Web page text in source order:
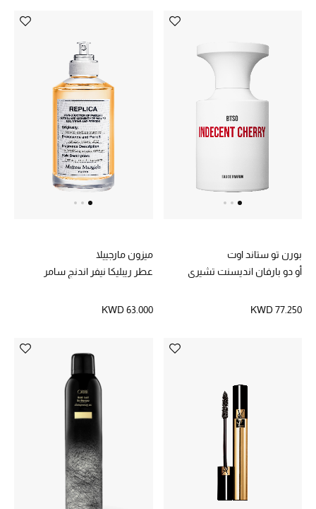
دليل ملتزمات الحقائب
حقائب رجالية
حقائب الأطفال
أبرز المصممين
بورن تو ستاند اوت
أو دو بارفان انديسنت تشيري
KWD 77.250
ميزون مارجييلا
عطر ريبليكا نيفر اندنج سامر
KWD 63.000